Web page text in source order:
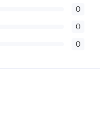
0
0
0